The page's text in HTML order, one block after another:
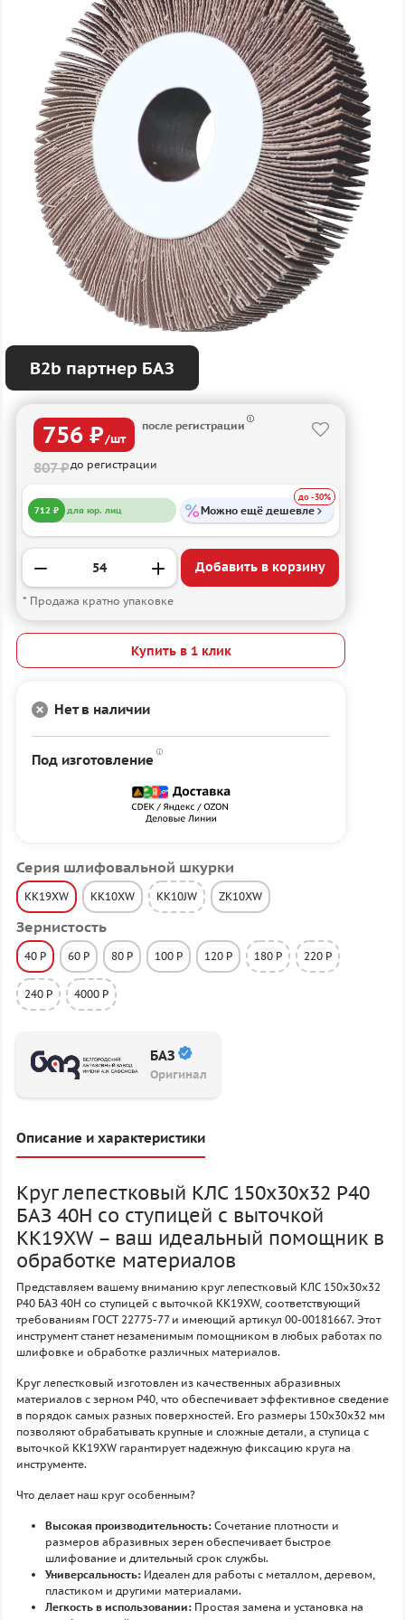
B2b партнер БАЗ
Серия шлифовальной шкурки
KK19XW KK10XW KK10JW ZK10XW
Зернистость
40 P 60 P 80 P 100 P 120 P 180 P 220 P
240 P 4000 P
БАЗ
Оригинал
756 ₽/шт
после регистрации
807 ₽до регистрации
712 ₽ для юр. лиц Можно ещё дешевле
до -30%
Добавить в корзину
* Продажа кратно упаковке
Купить в 1 клик
Нет в наличии
Под изготовление
Описание и характеристики
Круг лепестковый КЛС 150х30х32 P40
БАЗ 40H со ступицей с выточкой
KK19XW – ваш идеальный помощник в
обработке материалов
Представляем вашему вниманию круг лепестковый КЛС 150х30х32
P40 БАЗ 40H со ступицей с выточкой KK19XW, соответствующий
требованиям ГОСТ 22775-77 и имеющий артикул 00-00181667. Этот
инструмент станет незаменимым помощником в любых работах по
шлифовке и обработке различных материалов.
Круг лепестковый изготовлен из качественных абразивных
материалов с зерном P40, что обеспечивает эффективное сведение
в порядок самых разных поверхностей. Его размеры 150х30х32 мм
позволяют обрабатывать крупные и сложные детали, а ступица с
выточкой KK19XW гарантирует надежную фиксацию круга на
инструменте.
Что делает наш круг особенным?
Высокая производительность: Сочетание плотности и
размеров абразивных зерен обеспечивает быстрое
шлифование и длительный срок службы.
Универсальность: Идеален для работы с металлом, деревом,
пластиком и другими материалами.
Легкость в использовании: Простая замена и установка на